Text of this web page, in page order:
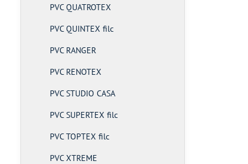
PVC QUATROTEX
PVC QUINTEX filc
PVC RANGER
PVC RENOTEX
PVC STUDIO CASA
PVC SUPERTEX filc
PVC TOPTEX filc
PVC XTREME